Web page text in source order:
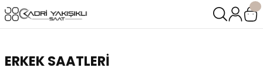
ERKEK SAATLERİ
Geri Dön
Geri Dön